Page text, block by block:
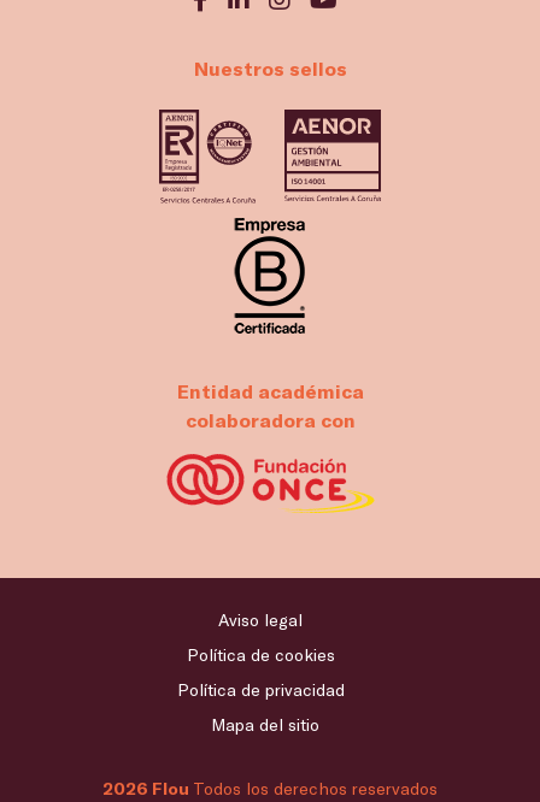
Nuestros sellos
Entidad académica
colaboradora con
2026 Flou Todos los derechos reservados
Aviso legal
Política de cookies
Política de privacidad
Mapa del sitio